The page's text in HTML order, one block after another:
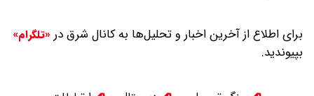
برای اطلاع از آخرین اخبار و تحلیل‌ها به کانال شرق در «تلگرام»
بپیوندید.